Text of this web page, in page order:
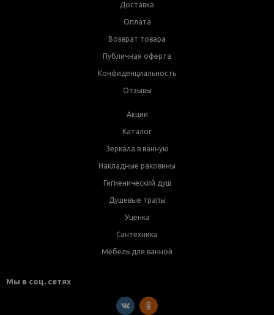
Доставка
Оплата
Возврат товара
Публичная оферта
Конфиденциальность
Отзывы
Акции
Каталог
Зеркала в ванную
Накладные раковины
Гигиенический душ
Душевые трапы
Уценка
Сантехника
Мебель для ванной
Мы в соц. сетях